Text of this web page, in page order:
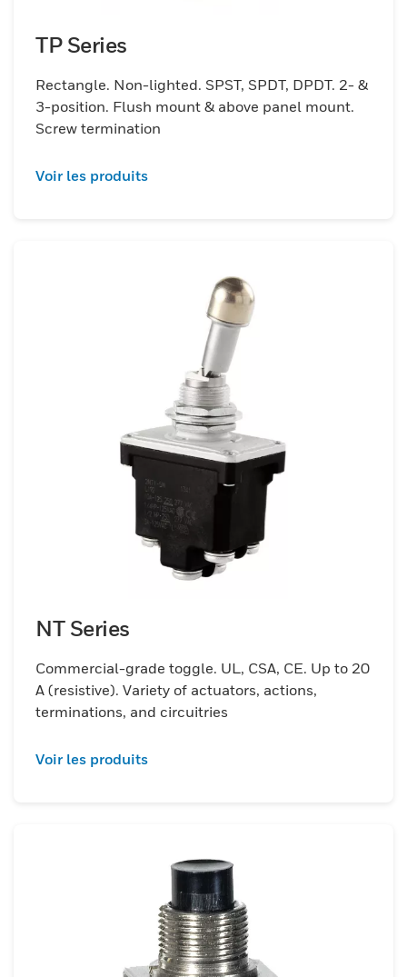
TP Series
Rectangle. Non-lighted. SPST, SPDT, DPDT. 2- &
3-position. Flush mount & above panel mount.
Screw termination
Voir les produits
NT Series
Commercial-grade toggle. UL, CSA, CE. Up to 20
A (resistive). Variety of actuators, actions,
terminations, and circuitries
Voir les produits